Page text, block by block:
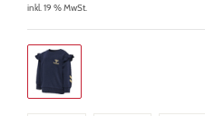
inkl. 19 % MwSt.